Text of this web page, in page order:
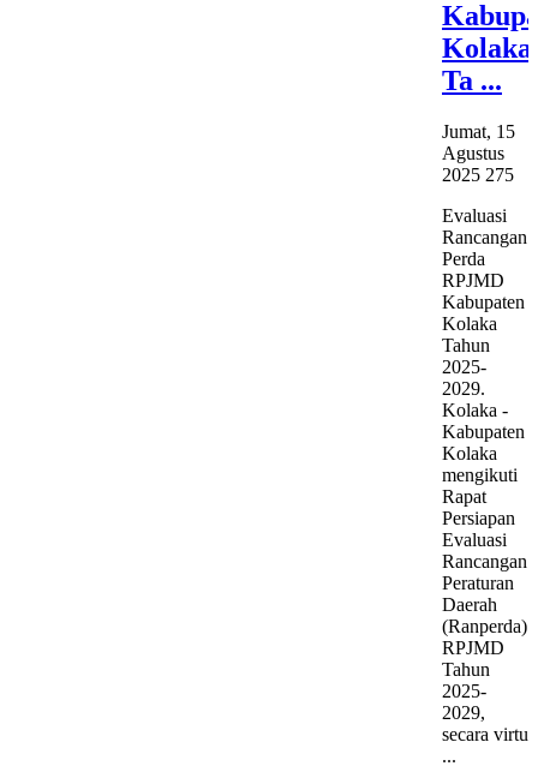
Kolaka
Ta ...
Jumat, 15
Agustus
2025 275
Evaluasi
Rancangan
Perda
RPJMD
Kabupaten
Kolaka
Tahun
2025-
2029.
Kolaka -
Kabupaten
Kolaka
mengikuti
Rapat
Persiapan
Evaluasi
Rancangan
Peraturan
Daerah
(Ranperda)
RPJMD
Tahun
2025-
2029,
secara virtu
...